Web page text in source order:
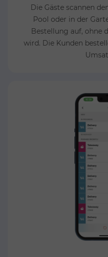
Die Gäste scannen
Pool oder in der
Bestellung auf, ohne
wird. Die Kunden